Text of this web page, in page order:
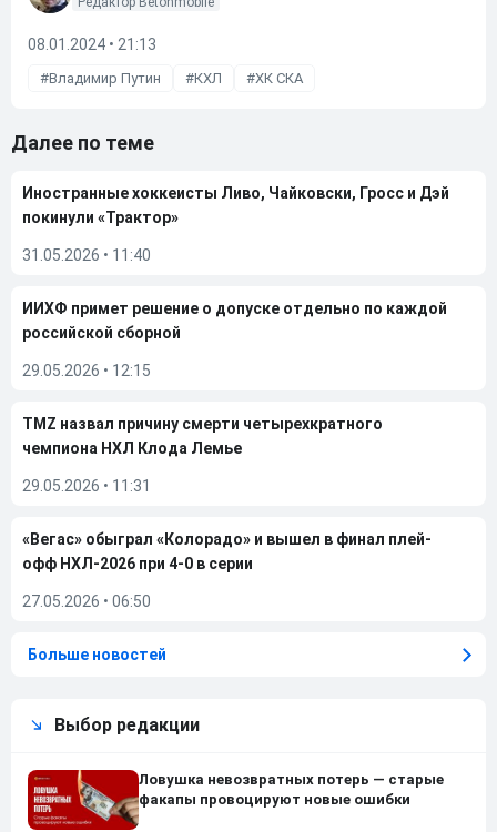
08.01.2024 • 21:13
Владимир Путин КХЛ ХК СКА
Далее по теме
Иностранные хоккеисты Ливо, Чайковски, Гросс и Дэй
покинули «Трактор»
31.05.2026 • 11:40
ИИХФ примет решение о допуске отдельно по каждой
российской сборной
29.05.2026 • 12:15
TMZ назвал причину смерти четырехкратного
чемпиона НХЛ Клода Лемье
29.05.2026 • 11:31
«Вегас» обыграл «Колорадо» и вышел в финал плей-
офф НХЛ-2026 при 4-0 в серии
27.05.2026 • 06:50
Больше новостей
Выбор редакции
Ловушка невозвратных потерь — старые
факапы провоцируют новые ошибки